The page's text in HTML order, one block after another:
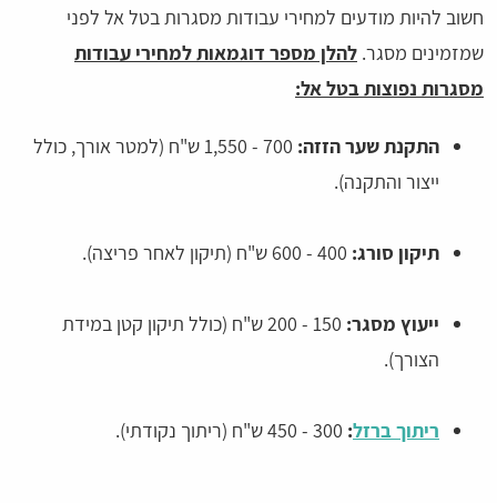
חשוב להיות מודעים למחירי עבודות מסגרות בטל אל לפני
שמזמינים מסגר. להלן מספר דוגמאות למחירי עבודות
מסגרות נפוצות בטל אל:
התקנת שער הזזה:
700 - 1,550 ש"ח (למטר אורך, כולל
ייצור והתקנה).
תיקון סורג: 400 - 600 ש"ח (תיקון לאחר פריצה).
ייעוץ מסגר:
150 - 200 ש"ח (כולל תיקון קטן במידת
הצורך).
ריתוך ברזל: 300 - 450 ש"ח (ריתוך נקודתי).